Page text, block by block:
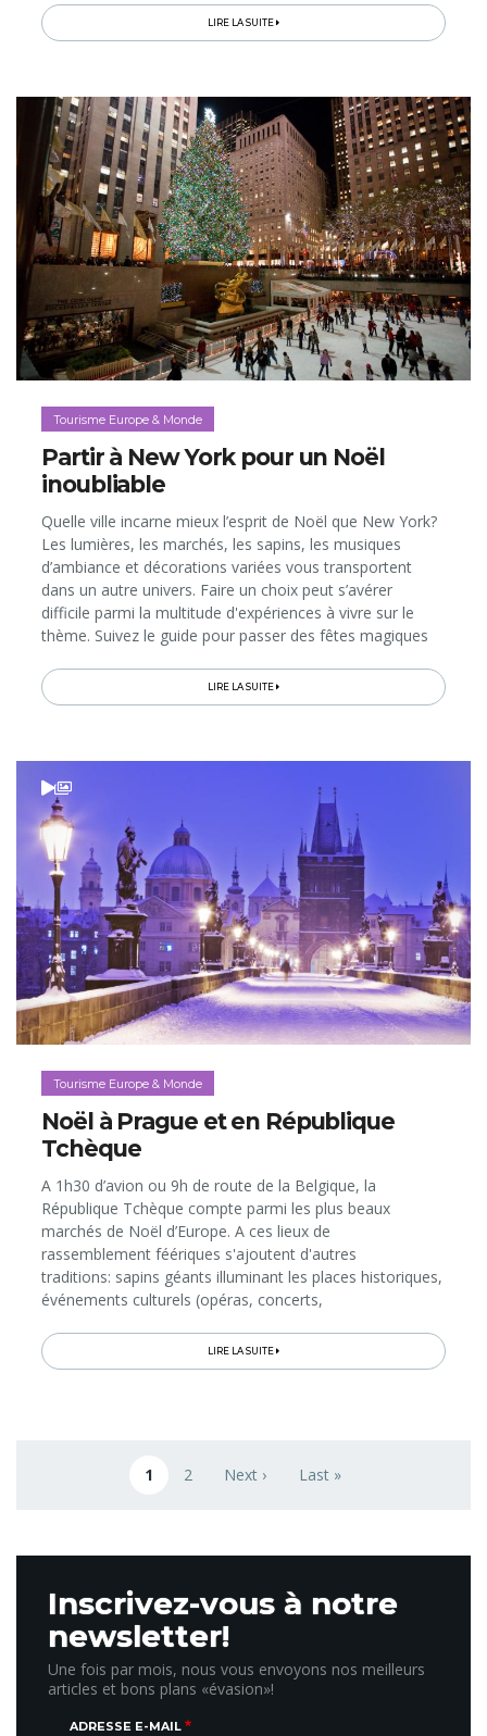
la planète...
LIRE LA SUITE
Tourisme Europe & Monde
Partir à New York pour un Noël
inoubliable
Quelle ville incarne mieux l’esprit de Noël que New York?
Les lumières, les marchés, les sapins, les musiques
d’ambiance et décorations variées vous transportent
dans un autre univers. Faire un choix peut s’avérer
difficile parmi la multitude d'expériences à vivre sur le
thème. Suivez le guide pour passer des fêtes magiques
the way!
LIRE LA SUITE
Tourisme Europe & Monde
Noël à Prague et en République
Tchèque
A 1h30 d’avion ou 9h de route de la Belgique, la
République Tchèque compte parmi les plus beaux
marchés de Noël d’Europe. A ces lieux de
rassemblement féériques s'ajoutent d'autres
traditions: sapins géants illuminant les places historiques,
événements culturels (opéras, concerts,
dans les boulangeries et restaurants, sans parler des...
LIRE LA SUITE
Page courante
1 Page
2 Next page
Next › Last page
Last »
Inscrivez-vous à notre
newsletter!
Une fois par mois, nous vous envoyons nos meilleurs
articles et bons plans «évasion»!
ADRESSE E-MAIL